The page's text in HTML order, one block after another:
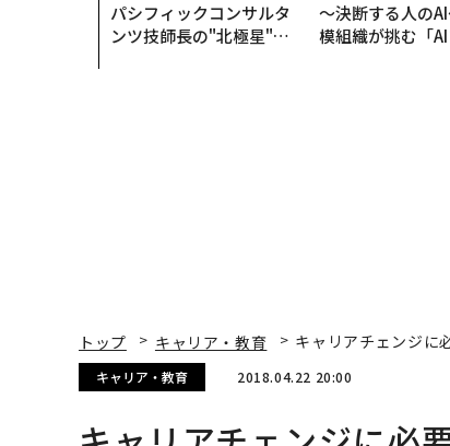
パシフィックコンサルタ
ンツ技師長の"北極星"。
〜決断する人の
模組織が挑む「
トップ キャリア・教育 キャリアチェンジに
キャリア・教育 2018.04.22 20:00